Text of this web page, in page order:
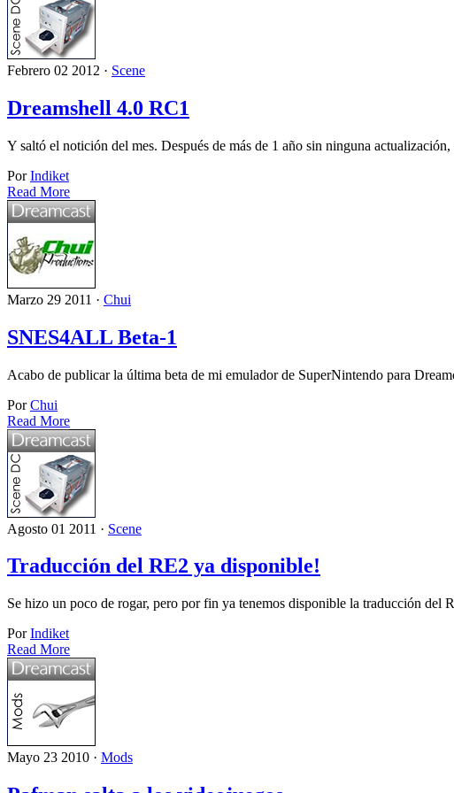
Febrero 02 2012 · Scene
Dreamshell 4.0 RC1
Y saltó el notición del mes. Después de más de 1 año sin ninguna
PorIndiket
Read More
Marzo 29 2011 · Chui
SNES4ALL Beta-1
Acabo de publicar la última beta de mi emulador de SuperNintendo para
PorChui
Read More
Agosto 01 2011 · Scene
Traducción del RE2 ya disponible!
Se hizo un poco de rogar, pero por fin ya tenemos disponible la traducción del
PorIndiket
Read More
Mayo 23 2010 · Mods